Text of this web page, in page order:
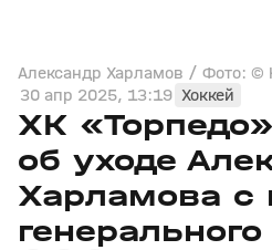
Александр Харламов / Фото:
30 апр 2025, 13:19 Хоккей
ХК
об уходе
Харламова с